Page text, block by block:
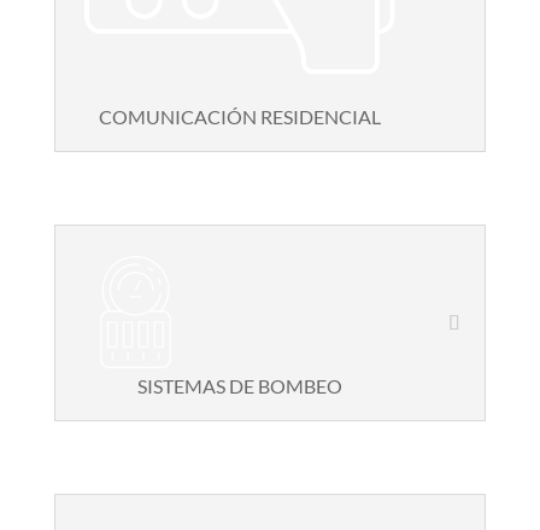
COMUNICACIÓN RESIDENCIAL
SISTEMAS DE BOMBEO